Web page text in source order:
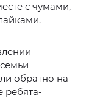
с чумами,
обратно на
ребята-